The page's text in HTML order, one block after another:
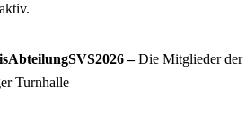
–Die Mitglieder der
Turnhalle